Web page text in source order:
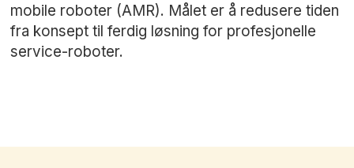
mobile roboter (AMR). Målet er å redusere tiden
fra konsept til ferdig løsning for profesjonelle
service-roboter.